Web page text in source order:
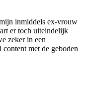
inmiddels ex-vrouw
er toch uiteindelijk
zeker in een
met de geboden